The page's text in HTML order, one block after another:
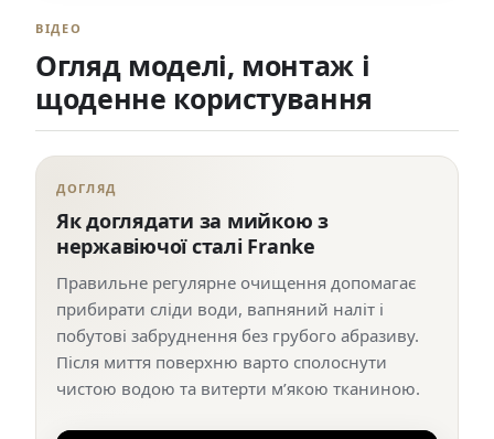
ВІДЕО
Огляд моделі, монтаж і
щоденне користування
ДОГЛЯД
Як доглядати за мийкою з
нержавіючої сталі Franke
Правильне регулярне очищення допомагає
прибирати сліди води, вапняний наліт і
побутові забруднення без грубого абразиву.
Після миття поверхню варто сполоснути
чистою водою та витерти м’якою тканиною.